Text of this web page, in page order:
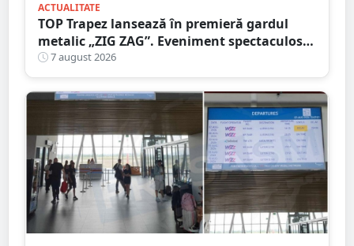
ACTUALITATE
TOP Trapez lansează în premieră gardul
metalic „ZIG ZAG”. Eveniment spectaculos
în Grădina Romei
7 august 2026